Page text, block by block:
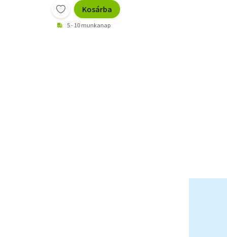
Kosárba
5 - 10 munkanap